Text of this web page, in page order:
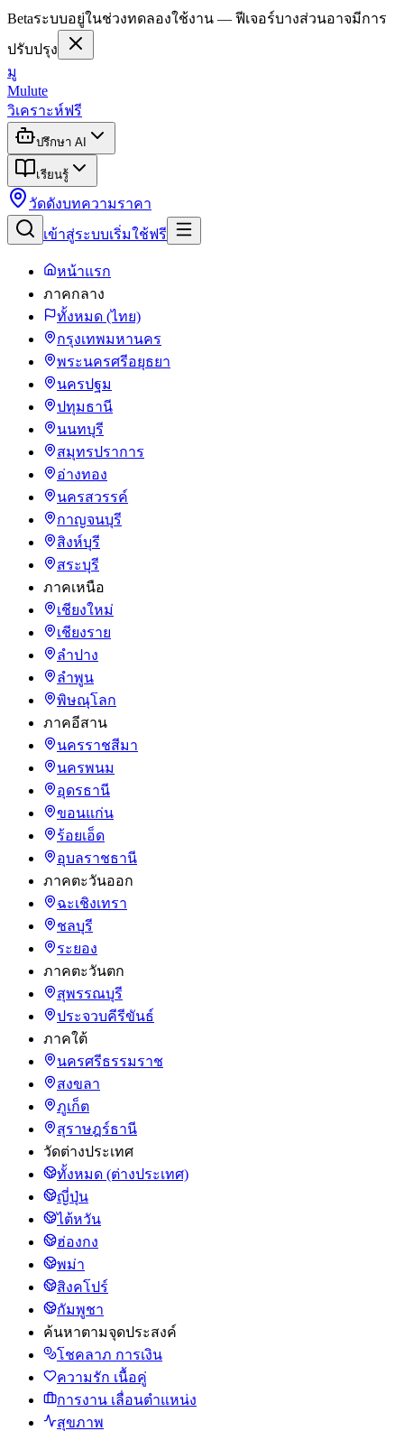
Betaระบบอยู่ในช่วงทดลองใช้งาน — ฟีเจอร์บางส่วนอาจมีการ
ปรับปรุง
มู
Mulute
วิเคราะห์ฟรี
ปรึกษา AI
เรียนรู้
วัดดังบทความราคา
เข้าสู่ระบบเริ่มใช้ฟรี
หน้าแรก
ภาคกลาง
ทั้งหมด (ไทย)
กรุงเทพมหานคร
พระนครศรีอยุธยา
นครปฐม
ปทุมธานี
นนทบุรี
สมุทรปราการ
อ่างทอง
นครสวรรค์
กาญจนบุรี
สิงห์บุรี
สระบุรี
ภาคเหนือ
เชียงใหม่
เชียงราย
ลำปาง
ลำพูน
พิษณุโลก
ภาคอีสาน
นครราชสีมา
นครพนม
อุดรธานี
ขอนแก่น
ร้อยเอ็ด
อุบลราชธานี
ภาคตะวันออก
ฉะเชิงเทรา
ชลบุรี
ระยอง
ภาคตะวันตก
สุพรรณบุรี
ประจวบคีรีขันธ์
ภาคใต้
นครศรีธรรมราช
สงขลา
ภูเก็ต
สุราษฎร์ธานี
วัดต่างประเทศ
ทั้งหมด (ต่างประเทศ)
ญี่ปุ่น
ไต้หวัน
ฮ่องกง
พม่า
สิงคโปร์
กัมพูชา
ค้นหาตามจุดประสงค์
โชคลาภ การเงิน
ความรัก เนื้อคู่
การงาน เลื่อนตำแหน่ง
สุขภาพ